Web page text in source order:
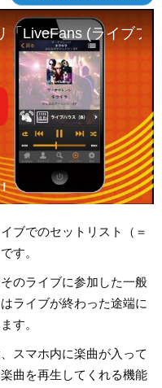
「LiveFans (ライブフ
ブでのセットリスト（＝
す。
のライブに参加した一般
ライブが終わった途端に
す。
スマホ内に楽曲が入って
曲を再生してくれる機能